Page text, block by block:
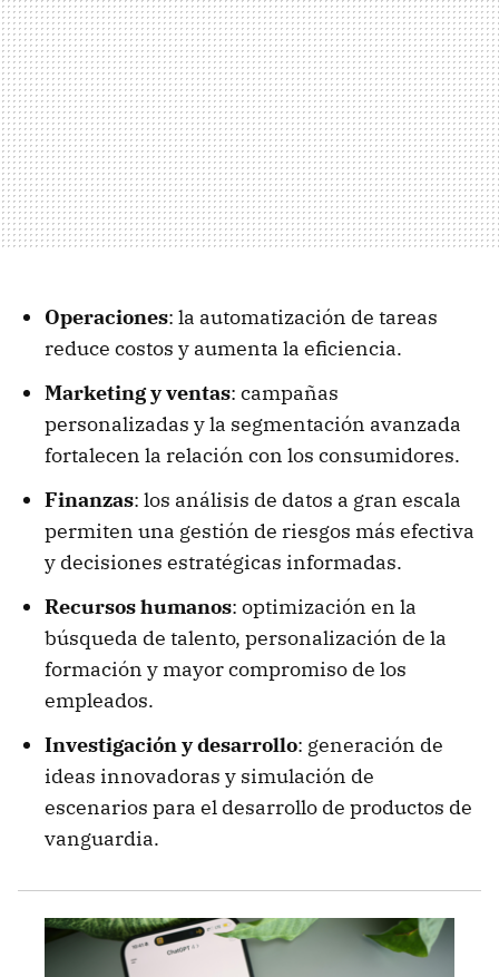
Operaciones: la automatización de tareas
reduce costos y aumenta la eficiencia.
Marketing y ventas: campañas
personalizadas y la segmentación avanzada
fortalecen la relación con los consumidores.
Finanzas: los análisis de datos a gran escala
permiten una gestión de riesgos más efectiva
y decisiones estratégicas informadas.
Recursos humanos: optimización en la
búsqueda de talento, personalización de la
formación y mayor compromiso de los
empleados.
Investigación y desarrollo: generación de
ideas innovadoras y simulación de
escenarios para el desarrollo de productos de
vanguardia.